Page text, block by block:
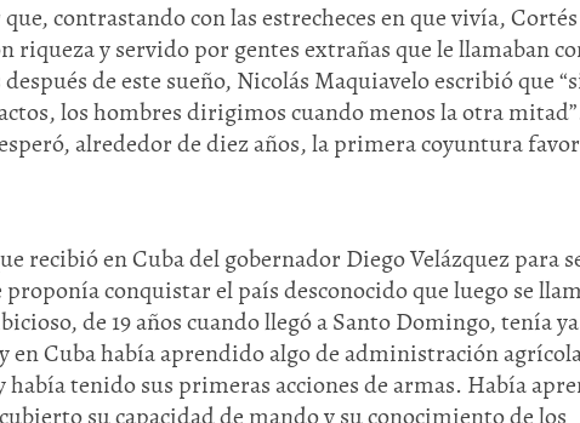
contrastando con las estrecheces en que vivía,
riqueza y servido por gentes extrañas que le llamaban
de este sueño, Nicolás Maquiavelo escribió que
los hombres dirigimos cuando menos la otra
alrededor de diez años, la primera coyuntura
recibió en Cuba del gobernador Diego Velázquez para
conquistar el país desconocido que luego se
de 19 años cuando llegó a Santo Domingo, tenía ya
y en Cuba había aprendido algo de administración
tenido sus primeras acciones de armas. Había
su capacidad de mando y su conocimiento de los